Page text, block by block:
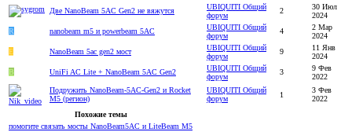
Две NanoBeam 5AC Gen2 не вяжутся
UBIQUITI Общий
форум
2
30 Июл
2024
R
nanobeam m5 и powerbeam 5AC
UBIQUITI Общий
форум
4
2 Мар
2024
E
NanoBeam 5ac gen2 мост
UBIQUITI Общий
форум
9
11 Янв
2024
B
UniFi AC Lite + NanoBeam 5AC Gen2
UBIQUITI Общий
форум
3
9 Фев
2022
Подружить NanoBeam-5AC-Gen2 и Rocket
M5 (регион)
UBIQUITI Общий
форум
1
3 Фев
2022
Похожие темы
помогите связать мосты NanoBeam5AC и LiteBeam M5